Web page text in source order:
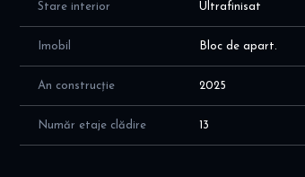
Stare interior Ultrafinisat
Imobil Bloc de apart.
An construcție 2025
Număr etaje clădire 13